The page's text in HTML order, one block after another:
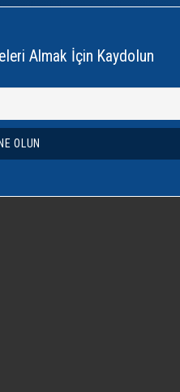
Almak İçin Kaydolun
OLUN